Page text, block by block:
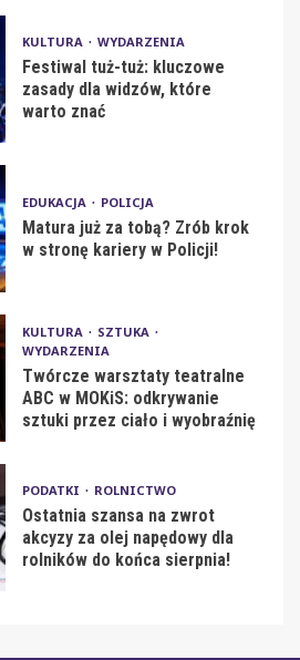
KULTURA WYDARZENIA
Festiwal tuż-tuż: kluczowe
zasady dla widzów, które
warto znać
EDUKACJA POLICJA
Matura już za tobą? Zrób krok
w stronę kariery w Policji!
KULTURA
SZTUKA
WYDARZENIA
Twórcze warsztaty teatralne
ABC w MOKiS: odkrywanie
sztuki przez ciało i wyobraźnię
PODATKI ROLNICTWO
Ostatnia szansa na zwrot
akcyzy za olej napędowy dla
rolników do końca sierpnia!